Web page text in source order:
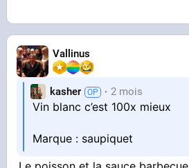
Vallinus
kasher 2 mois
Vin blanc c’est 100x mieux
Marque : saupiquet